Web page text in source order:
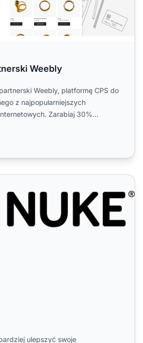
Weebly
Weebly, platformę CPS do
z najpopularniejszych
Zarabiaj 30%
ulepszyć swoje